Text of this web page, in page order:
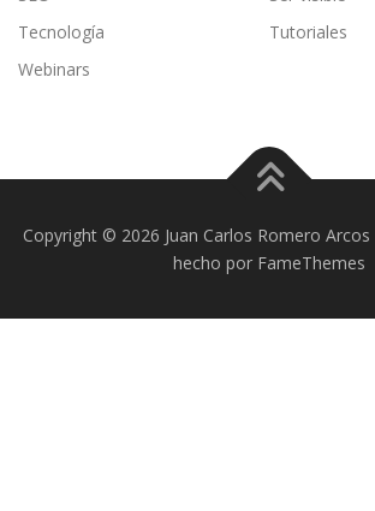
Tecnología
Tutoriales
Webinars
Copyright © 2026 Juan Carlos Romero Arcos
hecho por FameThemes